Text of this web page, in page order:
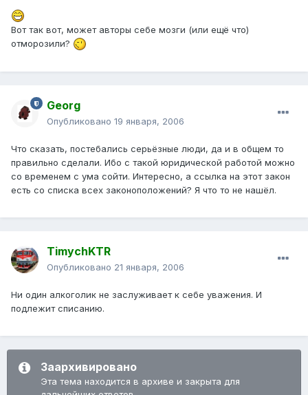
Вот так вот, может авторы себе мозги (или ещё что)
отморозили?
Georg
Опубликовано 19 января, 2006
Что сказать, постебались серьёзные люди, да и в общем то
правильно сделали. Ибо с такой юридической работой можно
со временем с ума сойти. Интересно, а ссылка на этот закон
есть со списка всех законоположений? Я что то не нашёл.
TimychKTR
Опубликовано 21 января, 2006
Ни один алкоголик не заслуживает к себе уважения. И
подлежит списанию.
Заархивировано
Эта тема находится в архиве и закрыта для